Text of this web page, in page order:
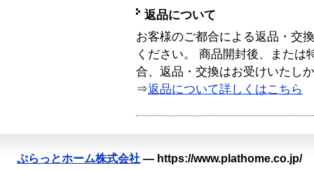
返品について
お客様のご都合による返品・交
ください。 商品開封後、または
合、返品・交換はお受けいたし
⇒返品について詳しくはこちら
ぷらっとホーム株式会社 — https://www.plathome.co.jp/